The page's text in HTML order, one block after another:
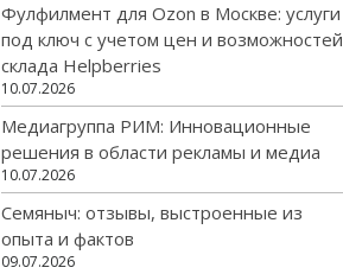
Фулфилмент для Ozon в Москве: услуги
под ключ с учетом цен и возможностей
склада Helpberries
10.07.2026
Медиагруппа РИМ: Инновационные
решения в области рекламы и медиа
10.07.2026
Семяныч: отзывы, выстроенные из
опыта и фактов
09.07.2026